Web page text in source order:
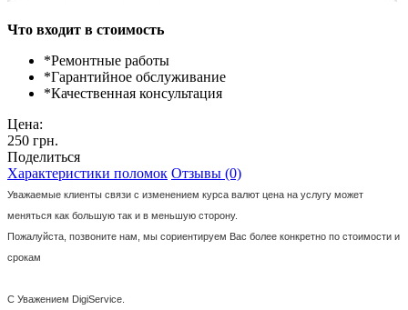
Что входит в стоимость
*Ремонтные работы
*Гарантийное обслуживание
*Качественная консультация
Цена:
250 грн.
Поделиться
Характеристики поломок Отзывы (0)
Уважаемые клиенты связи с изменением курса валют цена на услугу может
меняться как большую так и в меньшую сторону.
Пожалуйста, позвоните нам, мы сориентируем Вас более конкретно по стоимости и
срокам
С Уважением DigiService.